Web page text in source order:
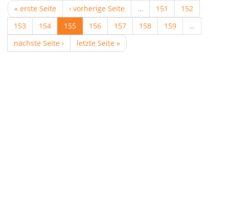
« erste Seite
‹ vorherige Seite … 151
152
153
154 155 156 157 158 159
…
nächste Seite ›
letzte Seite »